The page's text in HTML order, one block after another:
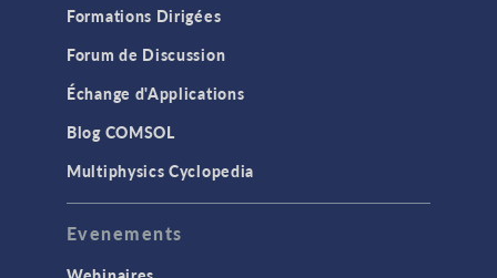
Formations Dirigées
Forum de Discussion
Échange d'Applications
Blog COMSOL
Multiphysics Cyclopedia
Evenements